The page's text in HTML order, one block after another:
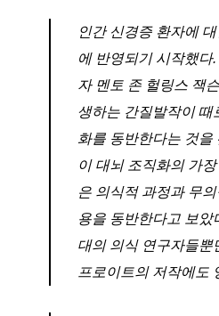
인간 신경증 환자에
에 반영되기 시작했
자 멘토 존 헐링스 잭
생하는 간질발작이 때
화를 동반한다는 것을
이 대뇌 조직화의 가
은 의식적 과정과 무
용을 동반한다고 보
대의 의식 연구자들뿐
프로이트의 저작에도